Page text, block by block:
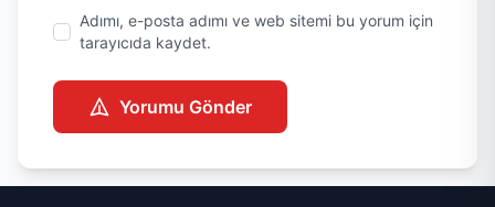
Adımı, e-posta adımı ve web sitemi bu yorum için
tarayıcıda kaydet.
Yorumu Gönder